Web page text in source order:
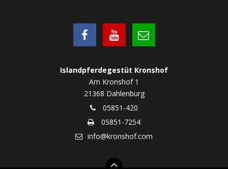
Islandpferdegestüt Kronshof
Am Kronshof 1
21368 Dahlenburg
05851-420
05851-7254
info@kronshof.com